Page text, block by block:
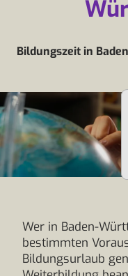
Bildungszeit in
Wer in Baden-
bestimmten
Bildungsurlaub